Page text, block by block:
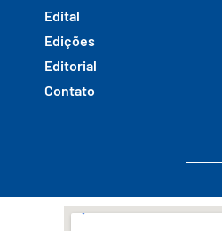
Edital
Edições
Editorial
Contato